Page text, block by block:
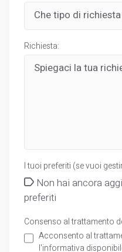
Richiesta:
I tuoi preferiti (se vuoi
Non hai ancora
preferiti
Consenso al trattamento
Acconsento al
l'informativa